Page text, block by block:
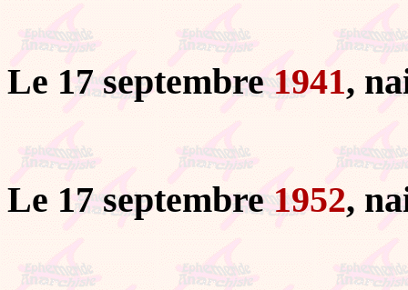
Le 17 septembre1941,
Le 17 septembre1952,